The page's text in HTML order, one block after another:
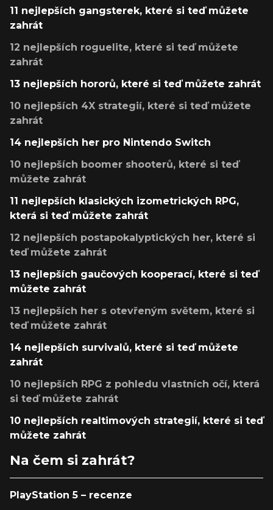
11 nejlepších gangsterek, které si teď můžete
zahrát
12 nejlepších roguelite, které si teď můžete
zahrát
13 nejlepších hororů, které si teď můžete zahrát
10 nejlepších 4X strategií, které si teď můžete
zahrát
14 nejlepších her pro Nintendo Switch
10 nejlepších boomer shooterů, které si teď
můžete zahrát
11 nejlepších klasických izometrických RPG,
která si teď můžete zahrát
12 nejlepších postapokalyptických her, které si
teď můžete zahrát
13 nejlepších gaučových kooperací, které si teď
můžete zahrát
13 nejlepších her s otevřeným světem, které si
teď můžete zahrát
14 nejlepších survivalů, které si teď můžete
zahrát
10 nejlepších RPG z pohledu vlastních očí, která
si teď můžete zahrát
10 nejlepších realtimových strategií, které si teď
můžete zahrát
Na čem si zahrát?
PlayStation 5 – recenze